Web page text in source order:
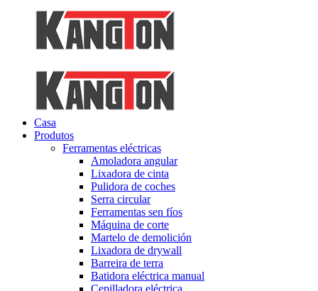
Casa
Produtos
Ferramentas eléctricas
Amoladora angular
Lixadora de cinta
Pulidora de coches
Serra circular
Ferramentas sen fíos
Máquina de corte
Martelo de demolición
Lixadora de drywall
Barreira de terra
Batidora eléctrica manual
Cepilladora eléctrica